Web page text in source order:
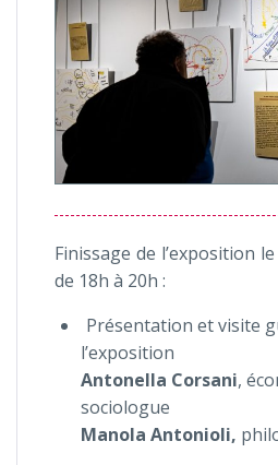
Finissage de l’exposition le
de 18h à 20h :
Présentation et visite
l’exposition
Antonella Corsani,
sociologue
Manola Antonioli,